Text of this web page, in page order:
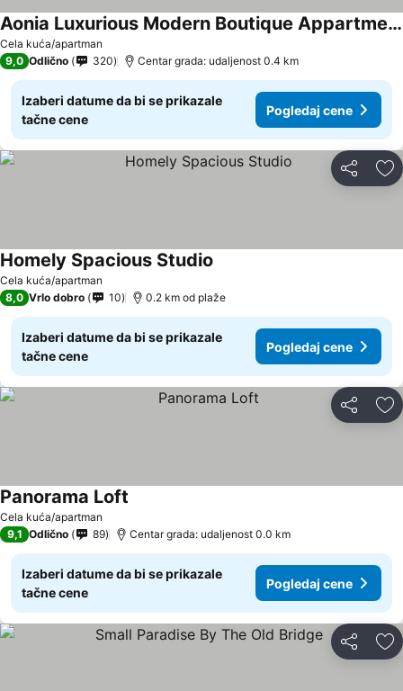
Cela kuća/apartman
Aonia Luxurious Modern Boutique Appartments
9,0 Odlično 320 Centar grada: udaljenost 0.4 km
Izaberi datume da bi se prikazale
tačne cene
Pogledaj cene
Deli
Cela kuća/apartman
Homely Spacious Studio
8,0 Vrlo dobro 10 0.2 km od plaže
Izaberi datume da bi se prikazale
tačne cene
Pogledaj cene
Deli
Cela kuća/apartman
Panorama Loft
9,1 Odlično 89 Centar grada: udaljenost 0.0 km
Izaberi datume da bi se prikazale
tačne cene
Pogledaj cene
Deli